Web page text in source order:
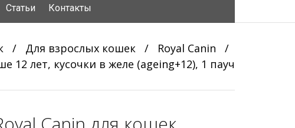
Статьи Контакты
/ Для взрослых кошек / Royal Canin
/
12 лет, кусочки в желе (ageing+12), 1 пауч